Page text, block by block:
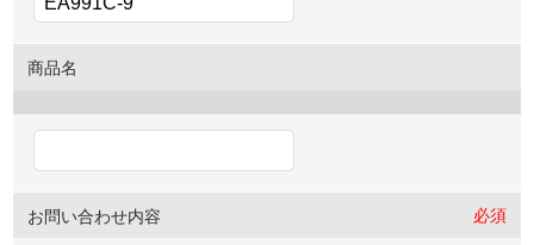
商品名
お問い合わせ内容 必須